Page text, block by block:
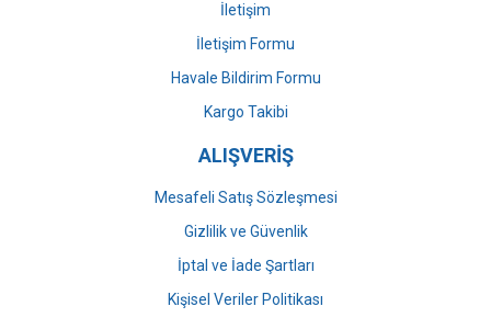
Gönder
İletişim
İletişim Formu
Havale Bildirim Formu
Kargo Takibi
ALIŞVERİŞ
Mesafeli Satış Sözleşmesi
Gizlilik ve Güvenlik
İptal ve İade Şartları
Kişisel Veriler Politikası